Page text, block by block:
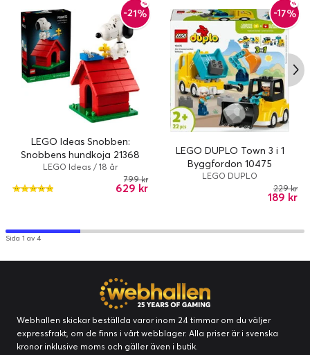
Utveckla finmotoriken
Grävmaskinen har rörlig hytt och justerbar skyffel
-21%
LEGO Ideas Snobben:
Snobbens hundkoja 21368
LEGO Ideas / 18 år
629 kr
799 kr
-17%
LEGO DUPLO Town 3 i 1
Byggfordon 10475
LEGO DUPLO
189 kr
229 kr
Sida 1 av 4
Webhallen skickar beställda varor inom 24 timmar om du väljer
expressfrakt, om de finns i vårt webblager. Alla priser är i svenska
kronor inklusive moms och gäller även i butik.